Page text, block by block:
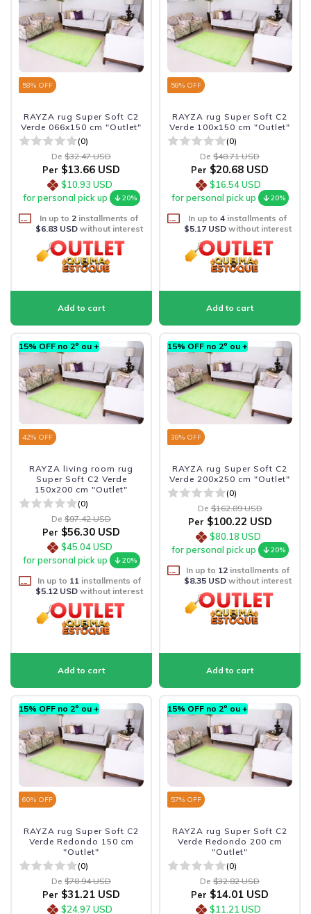
58% OFF
RAYZA rug Super Soft C2
Verde 066x150 cm "Outlet"
(0)
De $32.47 USD
Per $13.66 USD
$10.93 USD
for personal pick up
20%
In up to 2 installments of
$6.83 USDwithout interest
58% OFF
RAYZA rug Super Soft C2
Verde 100x150 cm "Outlet"
(0)
De $48.71 USD
Per $20.68 USD
$16.54 USD
for personal pick up
20%
In up to 4 installments of
$5.17 USDwithout interest
15% OFF no 2º ou +
42% OFF
RAYZA living room rug
Super Soft C2 Verde
150x200 cm "Outlet"
(0)
De $97.42 USD
Per $56.30 USD
$45.04 USD
for personal pick up
20%
In up to 11 installments of
$5.12 USDwithout interest
15% OFF no 2º ou +
38% OFF
RAYZA rug Super Soft C2
Verde 200x250 cm "Outlet"
(0)
De $162.89 USD
Per $100.22 USD
$80.18 USD
for personal pick up
20%
In up to 12installments of
$8.35 USDwithout interest
15% OFF no 2º ou +
60% OFF
RAYZA rug Super Soft C2
Verde Redondo 150 cm
"Outlet"
(0)
De $78.94 USD
Per $31.21 USD
$24.97 USD
15% OFF no 2º ou +
57% OFF
RAYZA rug Super Soft C2
Verde Redondo 200 cm
"Outlet"
(0)
De $32.82 USD
Per $14.01 USD
$11.21 USD